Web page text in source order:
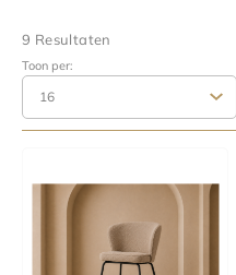
9 Resultaten
Toon per: